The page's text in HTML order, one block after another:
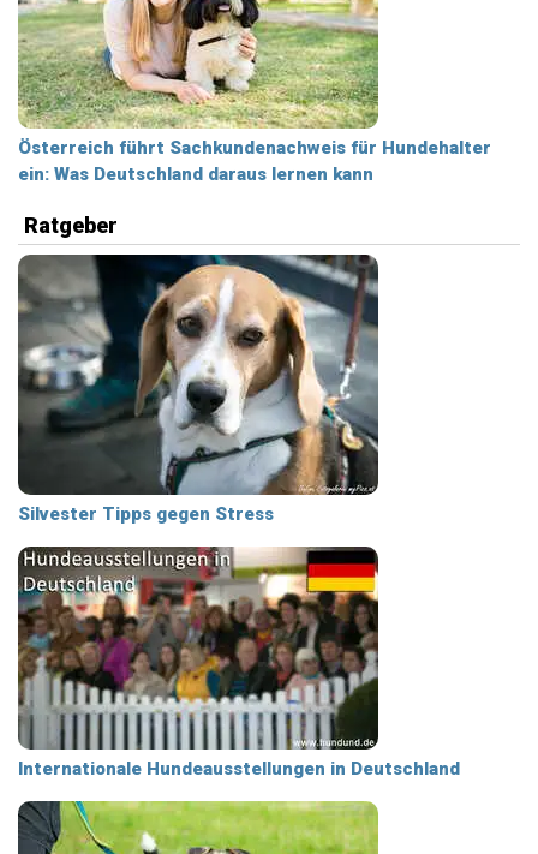
Österreich führt Sachkundenachweis für Hundehalter
ein: Was Deutschland daraus lernen kann
Ratgeber
Silvester Tipps gegen Stress
Internationale Hundeausstellungen in Deutschland